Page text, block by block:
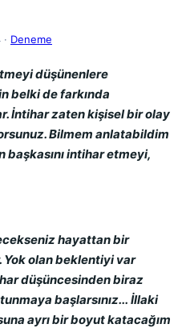
· Deneme
düşünenlere
belki de farkında
İntihar zaten kişisel bir olay
Bilmem anlatabildim
intihar etmeyi,
hayattan bir
olan beklentiyi var
düşüncesinden biraz
başlarsınız... İllaki
ayrı bir boyut katacağım